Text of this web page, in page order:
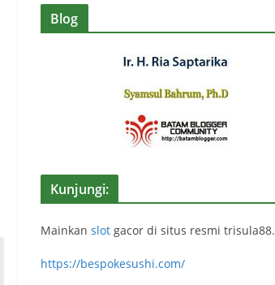
Blog
Kunjungi:
Mainkan slot gacor di situs resmi trisula88.
https://bespokesushi.com/